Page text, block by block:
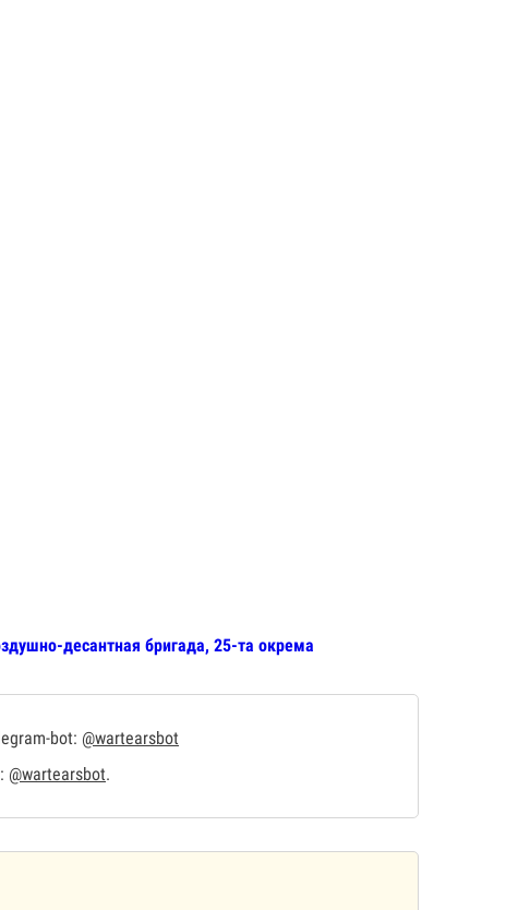
десантная бригада, 25-та окрема
bot: @wartearsbot
@wartearsbot.